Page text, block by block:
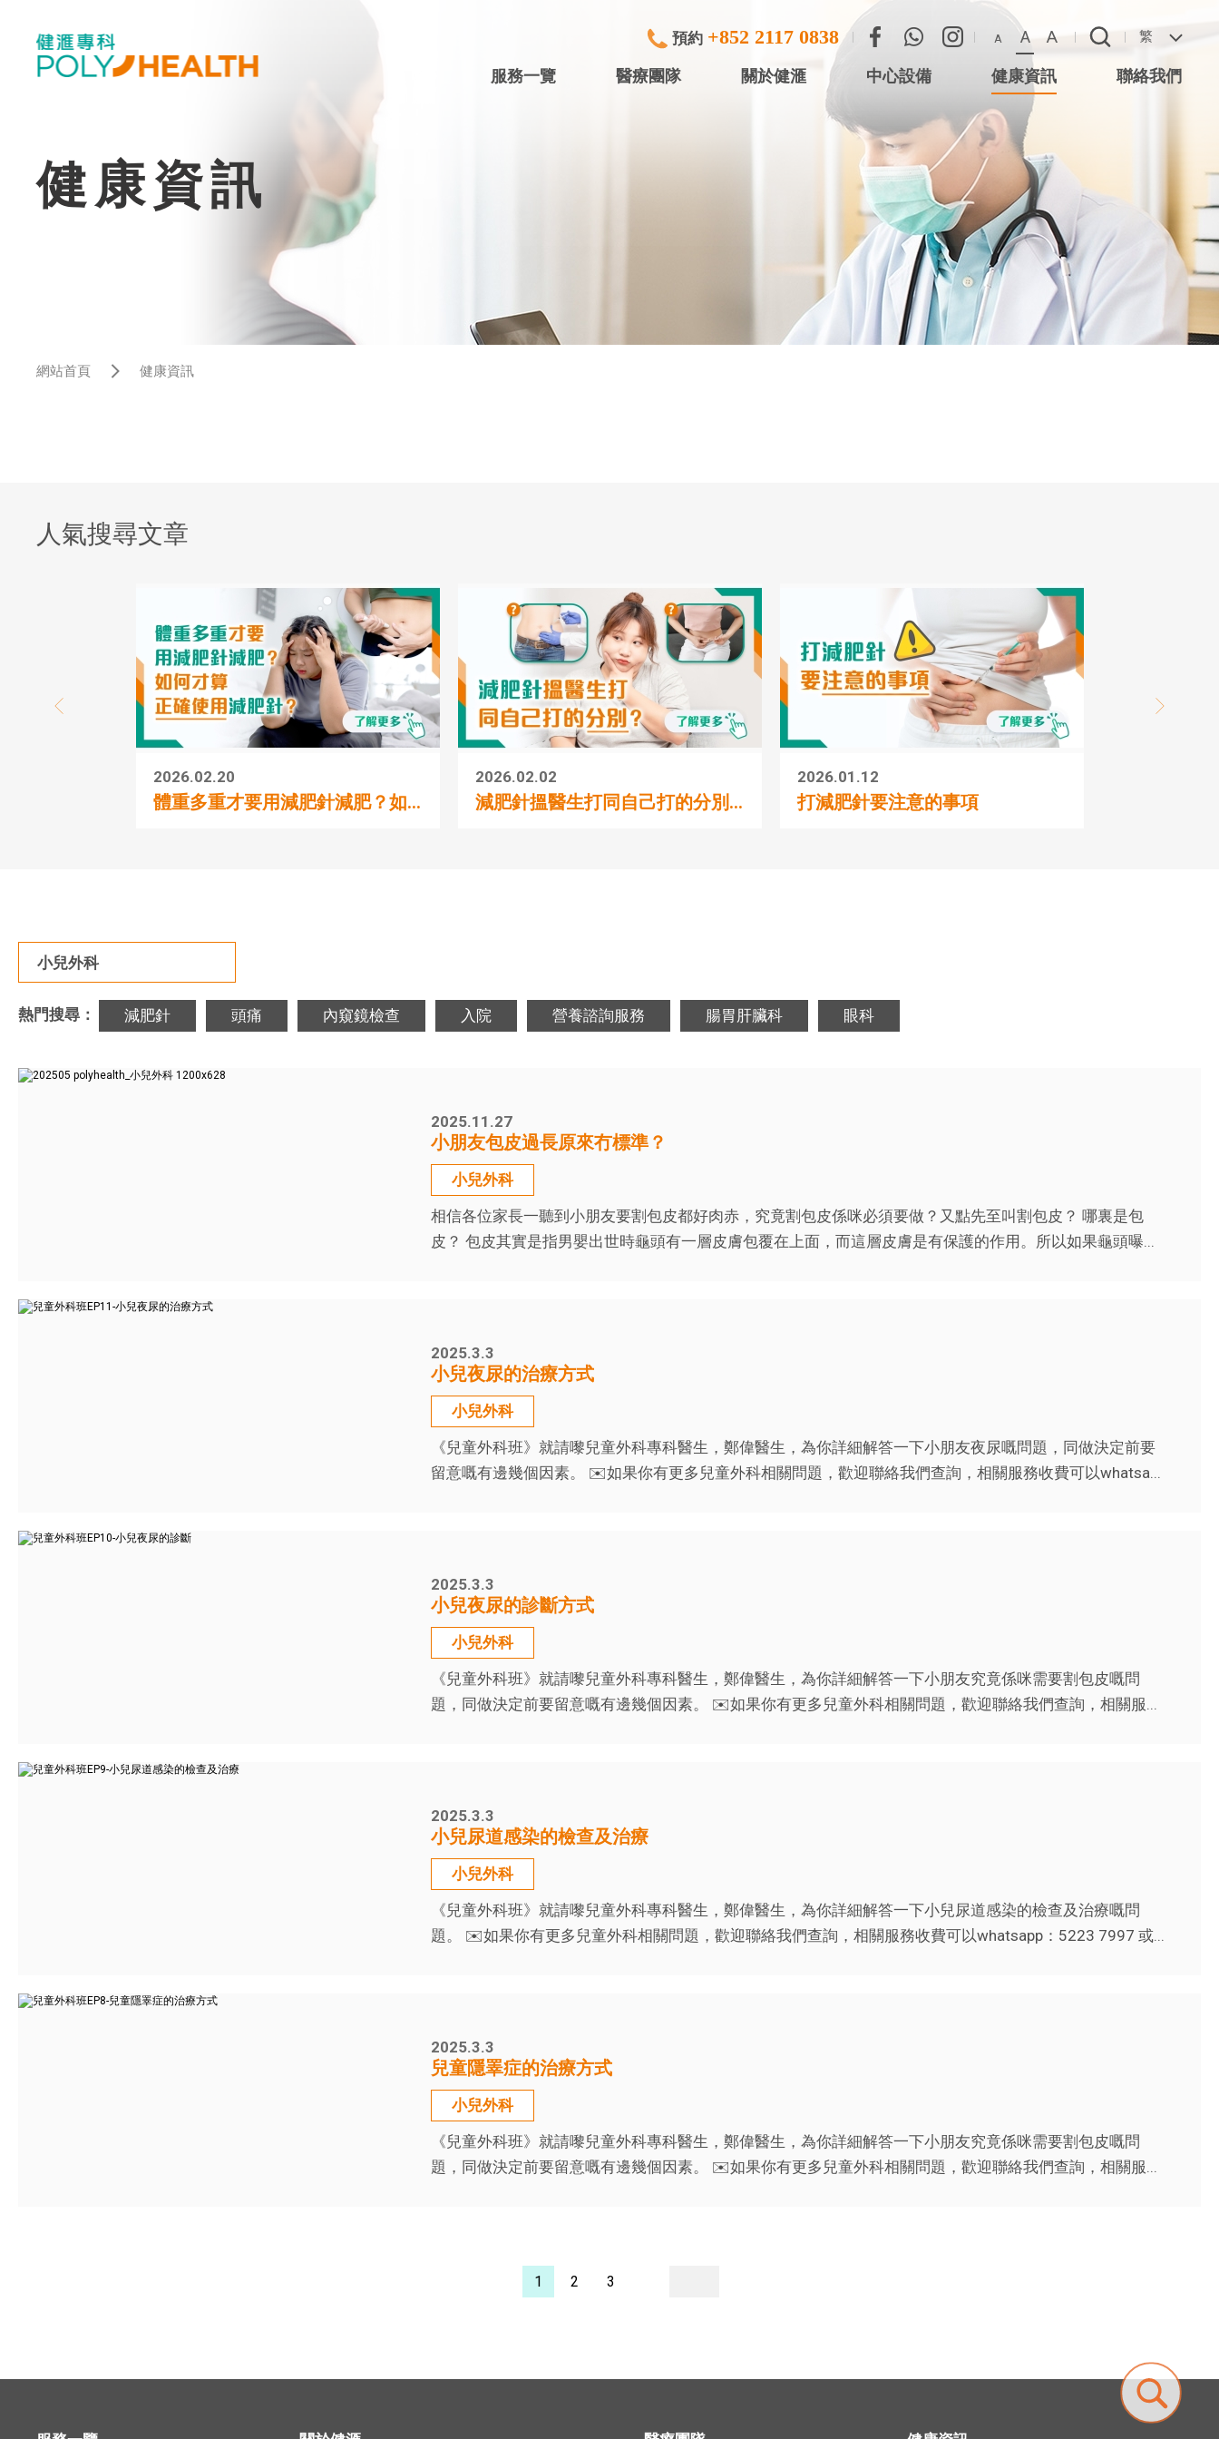
預約 +852 2117 0838 A A A 繁
服務一覽
入院服務
醫療團隊 關於健滙
健滙專科中心 (尖沙咀星光
健滙專科中心 (將軍澳)
健滙專科中心 (西灣河)
盈健綜合醫務中心 (元朗)
中心設備 健康資訊 聯絡我們
聯絡方法
惡劣天氣安排
健康資訊
網站首頁 健康資訊
人氣搜尋文章
2026.02.20
體重多重才要用減肥針減肥？如...
2026.02.02
減肥針搵醫生打同自己打的分別...
2026.01.12
打減肥針要注意的事項
小兒外科
熱門搜尋： 減肥針 頭痛 內窺鏡檢查 入院 營養諮詢服務 腸胃肝臟科 眼科
2025.11.27
小朋友包皮過長原來冇標準？
小兒外科
相信各位家長一聽到小朋友要割包皮都好肉赤，究竟割包皮係咪必須要做？又點先至叫割包皮？ 哪裏是包
皮？ 包皮其實是指男嬰出世時龜頭有一層皮膚包覆在上面，而這層皮膚是有保護的作用。所以如果龜頭曝...
2025.3.3
小兒夜尿的治療方式
小兒外科
《兒童外科班》就請嚟兒童外科專科醫生，鄭偉醫生，為你詳細解答一下小朋友夜尿嘅問題，同做決定前要
留意嘅有邊幾個因素。 ✉️如果你有更多兒童外科相關問題，歡迎聯絡我們查詢，相關服務收費可以whatsa...
2025.3.3
小兒夜尿的診斷方式
小兒外科
《兒童外科班》就請嚟兒童外科專科醫生，鄭偉醫生，為你詳細解答一下小朋友究竟係咪需要割包皮嘅問
題，同做決定前要留意嘅有邊幾個因素。 ✉️如果你有更多兒童外科相關問題，歡迎聯絡我們查詢，相關服...
2025.3.3
小兒尿道感染的檢查及治療
小兒外科
《兒童外科班》就請嚟兒童外科專科醫生，鄭偉醫生，為你詳細解答一下小兒尿道感染的檢查及治療嘅問
題。 ✉️如果你有更多兒童外科相關問題，歡迎聯絡我們查詢，相關服務收費可以whatsapp：5223 7997 或...
2025.3.3
兒童隱睪症的治療方式
小兒外科
《兒童外科班》就請嚟兒童外科專科醫生，鄭偉醫生，為你詳細解答一下小朋友究竟係咪需要割包皮嘅問
題，同做決定前要留意嘅有邊幾個因素。 ✉️如果你有更多兒童外科相關問題，歡迎聯絡我們查詢，相關服...
1 2 3